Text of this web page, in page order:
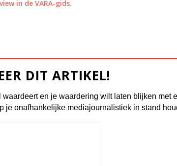
in de VARA-gids.
DIT ARTIKEL!
waardeert en je waardering wilt laten blijken met
je onafhankelijke mediajournalistiek in stand